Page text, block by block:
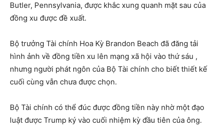
Butler, Pennsylvania, được khắc xung quanh mặt sau của
đồng xu được đề xuất.
Bộ trưởng Tài chính Hoa Kỳ Brandon Beach đã đăng tải
hình ảnh về đồng tiền xu lên mạng xã hội vào thứ sáu ,
nhưng người phát ngôn của Bộ Tài chính cho biết thiết kế
cuối cùng vẫn chưa được chọn.
Bộ Tài chính có thể đúc được đồng tiền này nhờ một đạo
luật được Trump ký vào cuối nhiệm kỳ đầu tiên của ông.